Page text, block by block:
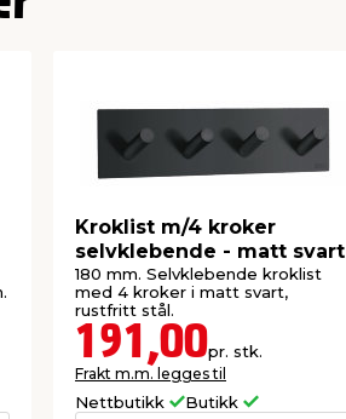
Kroklist m/4 kroker
selvklebende - matt svart
180 mm. Selvklebende kroklist
med 4 kroker i matt svart,
rustfritt stål.
191,00pr. stk.
Frakt m.m. legges til
Nettbutikk Butikk